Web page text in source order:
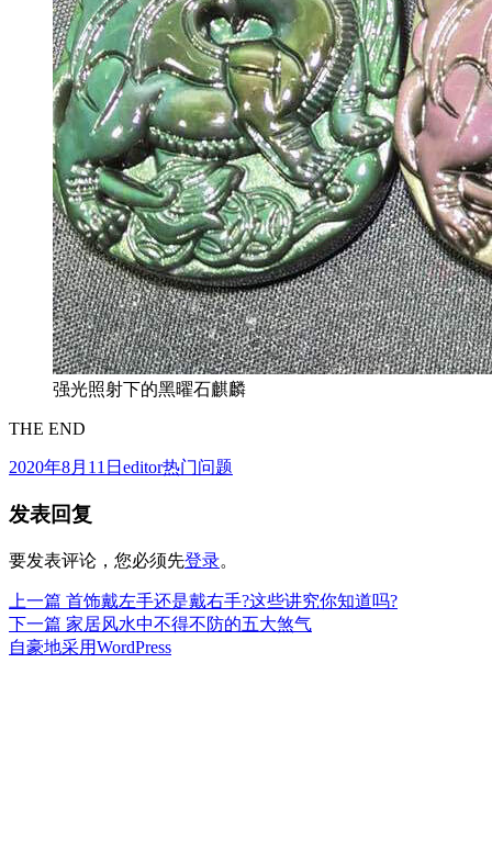
强光照射下的黑曜石麒麟
THE END
发
于
2020年8月11日 作
editor分
热门问题
发表回复
要发表评论，您必须先登录。
文
章
上一篇 上
篇
文
首饰戴左手还是戴右手?这些讲究你知道吗?
下一篇 下
篇
家居风水中不得不防的五大煞气
自豪地采用WordPress